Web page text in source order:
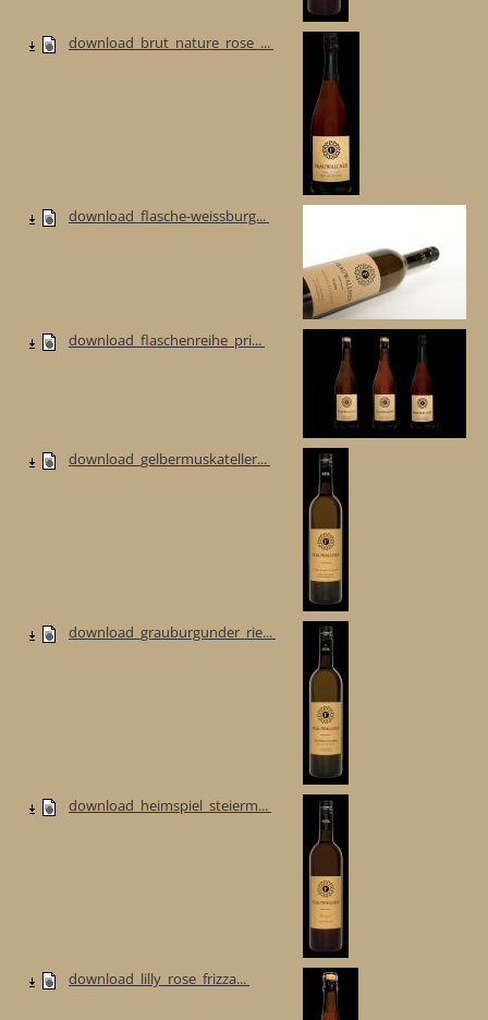
download_brut_nature_rose_...
download_flasche-weissburg...
download_flaschenreihe_pri...
download_gelbermuskateller...
download_grauburgunder_rie...
download_heimspiel_steierm...
download_lilly_rose_frizza...